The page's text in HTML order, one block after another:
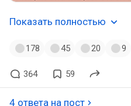
Показать полностью
178 45 20 9
364 59
4 ответа на пост